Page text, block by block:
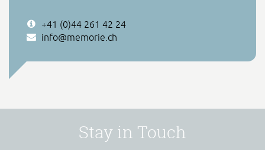
+41 (0)44 261 42 24
info@memorie.ch
Stay in Touch